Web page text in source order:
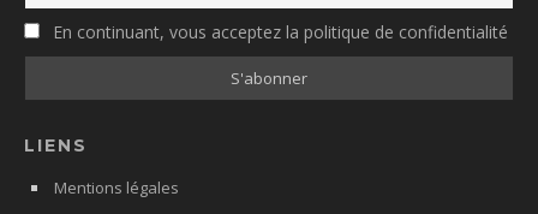
En continuant, vous acceptez la politique de confidentialité
LIENS
Mentions légales